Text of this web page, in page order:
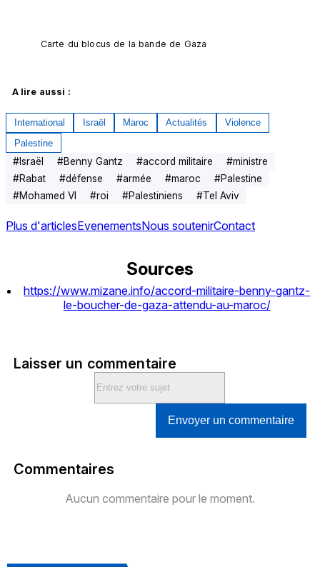
Carte du blocus de la bande de Gaza
A lire aussi :
International Israël Maroc Actualités
Violence
Palestine
#Israël #Benny Gantz #accord militaire #ministre
#Rabat #défense #armée #maroc #Palestine
#Mohamed VI #roi #Palestiniens #Tel Aviv
Plus d'articlesEvenementsNous soutenirContact
Sources
https://www.mizane.info/accord-militaire-benny-gantz-
le-boucher-de-gaza-attendu-au-maroc/
Laisser un commentaire
Envoyer un commentaire
Commentaires
Aucun commentaire pour le moment.